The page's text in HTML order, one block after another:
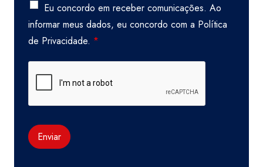
Eu concordo em receber comunicações. Ao
informar meus dados, eu concordo com a Política
de Privacidade. *
Enviar